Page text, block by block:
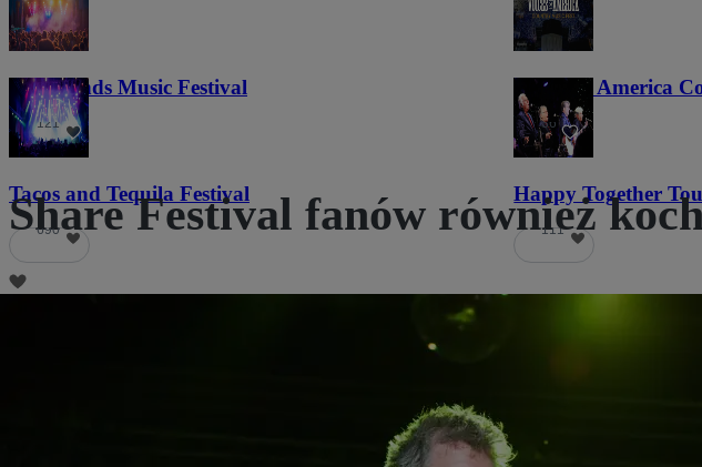
Lost Lands Music Festival
121
Voices of America
36
Tacos and Tequila Festival
690
Happy Together
111
Share Festival fanów również